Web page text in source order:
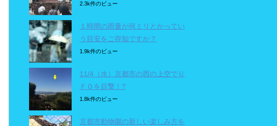
2.3k件のビュー
１時間の雨量が何ミリとかってい
う目安をご存知ですか？
1.9k件のビュー
11/4（水）京都市の西の上空でＵ
ＦＯを目撃！?
1.8k件のビュー
京都市動物園の新しい楽しみ方を